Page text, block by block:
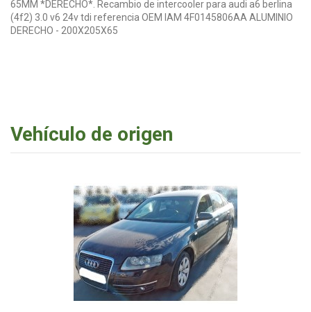
65MM *DERECHO*. Recambio de intercooler para audi a6 berlina
(4f2) 3.0 v6 24v tdi referencia OEM IAM 4F0145806AA ALUMINIO
DERECHO - 200X205X65
Vehículo de origen